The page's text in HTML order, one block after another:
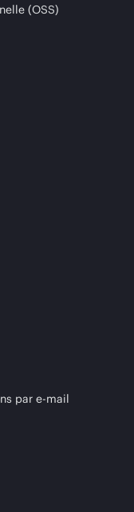
(OSS)
par e-mail